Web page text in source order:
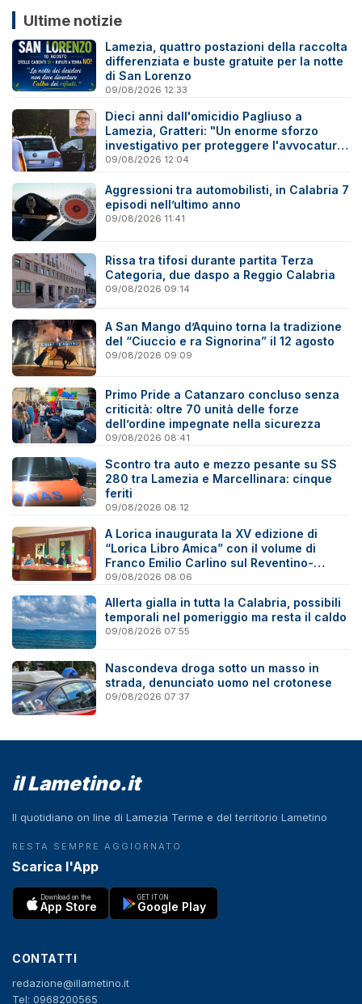
Ultime notizie
Lamezia, quattro postazioni della raccolta
differenziata e buste gratuite per la notte
di San Lorenzo
09/08/2026 12:33
Dieci anni dall'omicidio Pagliuso a
Lamezia, Gratteri: "Un enorme sforzo
investigativo per proteggere l'avvocatura
onesta"
09/08/2026 12:04
Aggressioni tra automobilisti, in Calabria 7
episodi nell’ultimo anno
09/08/2026 11:41
Rissa tra tifosi durante partita Terza
Categoria, due daspo a Reggio Calabria
09/08/2026 09:14
A San Mango d’Aquino torna la tradizione
del “Ciuccio e ra Signorina” il 12 agosto
09/08/2026 09:09
Primo Pride a Catanzaro concluso senza
criticità: oltre 70 unità delle forze
dell’ordine impegnate nella sicurezza
09/08/2026 08:41
Scontro tra auto e mezzo pesante su SS
280 tra Lamezia e Marcellinara: cinque
feriti
09/08/2026 08:12
A Lorica inaugurata la XV edizione di
“Lorica Libro Amica” con il volume di
Franco Emilio Carlino sul Reventino-
Savuto
09/08/2026 08:06
Allerta gialla in tutta la Calabria, possibili
temporali nel pomeriggio ma resta il caldo
09/08/2026 07:55
Nascondeva droga sotto un masso in
strada, denunciato uomo nel crotonese
09/08/2026 07:37
il Lametino.it
Il quotidiano on line di Lamezia Terme e del territorio Lametino
RESTA SEMPRE AGGIORNATO
Scarica l'App
Download on the
App Store
GET IT ON
Google Play
CONTATTI
redazione@illametino.it
Tel: 0968200565